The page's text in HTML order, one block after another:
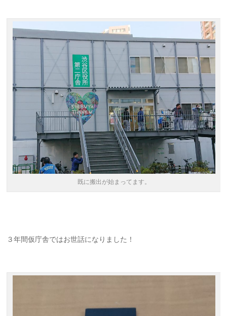
既に搬出が始まってます。
３年間仮庁舎ではお世話になりました！